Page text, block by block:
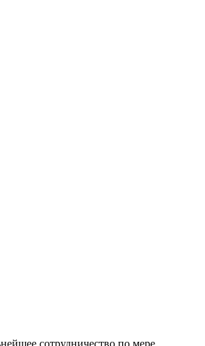
сотрудничество по мере